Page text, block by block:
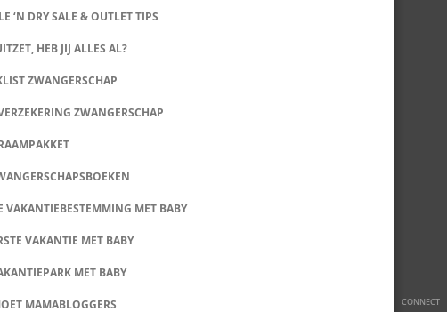
CONNECT
‘N DRY SALE & OUTLET TIPS
HEB JIJ ALLES AL?
ZWANGERSCHAP
ZWANGERSCHAP
VAKANTIEBESTEMMING MET BABY
VAKANTIE MET BABY
MET BABY
MAMABLOGGERS